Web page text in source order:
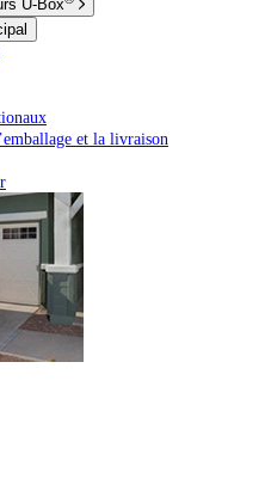
U-Box
et la livraison